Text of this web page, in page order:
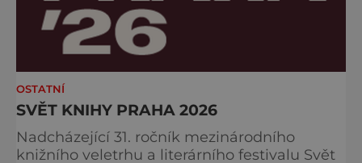
OSTATNÍ
SVĚT KNIHY PRAHA 2026
Nadcházející 31. ročník mezinárodního
knižního veletrhu a literárního festivalu Svět